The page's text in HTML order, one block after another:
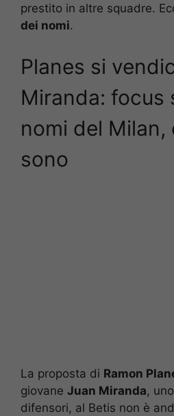
prestito in altre squadre.
dei nomi.
Planes si
Miranda: focus
nomi del Milan,
sono
La proposta di Ramon
giovane Juan Miranda,
difensori, al Betis non è